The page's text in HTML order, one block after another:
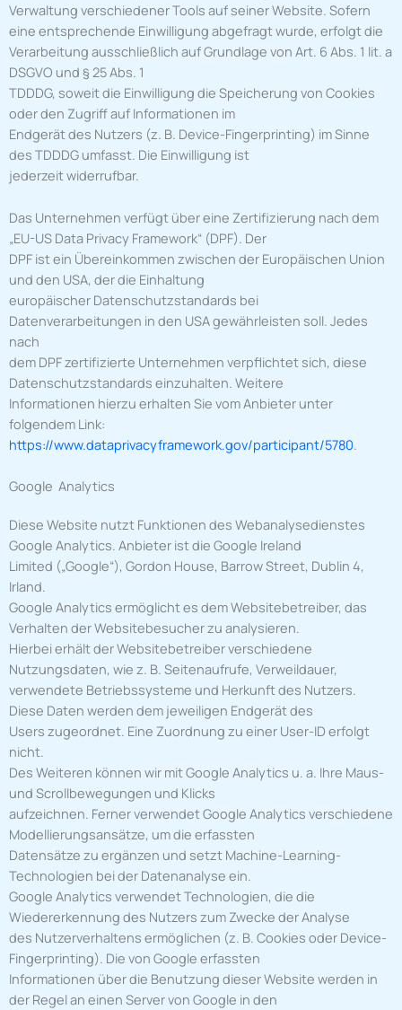
Verwaltung verschiedener Tools auf seiner Website. Sofern
eine entsprechende Einwilligung abgefragt wurde, erfolgt die
Verarbeitung ausschließlich auf Grundlage von Art. 6 Abs. 1 lit. a
DSGVO und § 25 Abs. 1
TDDDG, soweit die Einwilligung die Speicherung von Cookies
oder den Zugriff auf Informationen im
Endgerät des Nutzers (z. B. Device-Fingerprinting) im Sinne
des TDDDG umfasst. Die Einwilligung ist
jederzeit widerrufbar.
Das Unternehmen verfügt über eine Zertifizierung nach dem
„EU-US Data Privacy Framework“ (DPF). Der
DPF ist ein Übereinkommen zwischen der Europäischen Union
und den USA, der die Einhaltung
europäischer Datenschutzstandards bei
Datenverarbeitungen in den USA gewährleisten soll. Jedes
nach
dem DPF zertifizierte Unternehmen verpflichtet sich, diese
Datenschutzstandards einzuhalten. Weitere
Informationen hierzu erhalten Sie vom Anbieter unter
folgendem Link:
https://www.dataprivacyframework.gov/participant/5780.
Google Analytics
Diese Website nutzt Funktionen des Webanalysedienstes
Google Analytics. Anbieter ist die Google Ireland
Limited („Google“), Gordon House, Barrow Street, Dublin 4,
Irland.
Google Analytics ermöglicht es dem Websitebetreiber, das
Verhalten der Websitebesucher zu analysieren.
Hierbei erhält der Websitebetreiber verschiedene
Nutzungsdaten, wie z. B. Seitenaufrufe, Verweildauer,
verwendete Betriebssysteme und Herkunft des Nutzers.
Diese Daten werden dem jeweiligen Endgerät des
Users zugeordnet. Eine Zuordnung zu einer User-ID erfolgt
nicht.
Des Weiteren können wir mit Google Analytics u. a. Ihre Maus-
und Scrollbewegungen und Klicks
aufzeichnen. Ferner verwendet Google Analytics verschiedene
Modellierungsansätze, um die erfassten
Datensätze zu ergänzen und setzt Machine-Learning-
Technologien bei der Datenanalyse ein.
Google Analytics verwendet Technologien, die die
Wiedererkennung des Nutzers zum Zwecke der Analyse
des Nutzerverhaltens ermöglichen (z. B. Cookies oder Device-
Fingerprinting). Die von Google erfassten
Informationen über die Benutzung dieser Website werden in
der Regel an einen Server von Google in den